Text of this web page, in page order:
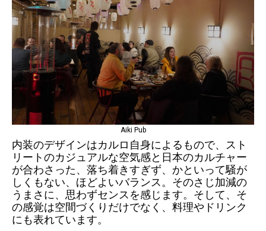
Aiki Pub
内装のデザインはカルロ自身によるもので、スト
リートのカジュアルな空気感と日本のカルチャー
が合わさった、落ち着きすぎず、かといって騒が
しくもない、ほどよいバランス。そのさじ加減の
うまさに、思わずセンスを感じます。そして、そ
の感覚は空間づくりだけでなく、料理やドリンク
にも表れています。